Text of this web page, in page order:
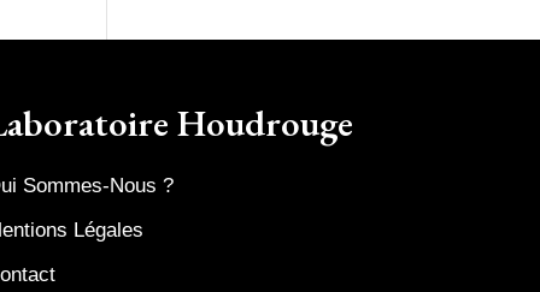
Houdrouge
Sommes-Nous ?
Légales